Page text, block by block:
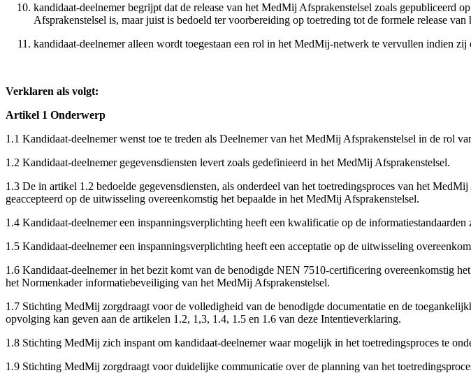
kandidaat-deelnemer begrijpt dat de release van het MedMij Afsprakenstelsel zoals gepubliceerd
Afsprakenstelsel is, maar juist is bedoeld ter voorbereiding op toetreding tot de formele release
kandidaat-deelnemer alleen wordt toegestaan een rol in het MedMij-netwerk te vervullen indien
Verklaren als volgt:
Artikel 1 Onderwerp
1.1 Kandidaat-deelnemer wenst toe te treden als Deelnemer van het MedMij Afsprakenstelsel in de rol
1.2 Kandidaat-deelnemer gegevensdiensten levert zoals gedefinieerd in het MedMij Afsprakenstelsel.
1.3 De in artikel 1.2 bedoelde gegevensdiensten, als onderdeel van het toetredingsproces van het
geaccepteerd op de uitwisseling overeenkomstig het bepaalde in het MedMij Afsprakenstelsel.
1.4 Kandidaat-deelnemer een inspanningsverplichting heeft een kwalificatie op de
1.5 Kandidaat-deelnemer een inspanningsverplichting heeft een acceptatie op de uitwisseling
1.6 Kandidaat-deelnemer in het bezit komt van de benodigde NEN 7510-certificering overeenkomstig
het Normenkader informatiebeveiliging van het MedMij Afsprakenstelsel.
1.7 Stichting MedMij zorgdraagt voor de volledigheid van de benodigde documentatie en de
opvolging kan geven aan de artikelen 1.2, 1,3, 1.4, 1.5 en 1.6 van deze Intentieverklaring.
1.8 Stichting MedMij zich inspant om kandidaat-deelnemer waar mogelijk in het toetredingsproces te
1.9 Stichting MedMij zorgdraagt voor duidelijke communicatie over de planning van het